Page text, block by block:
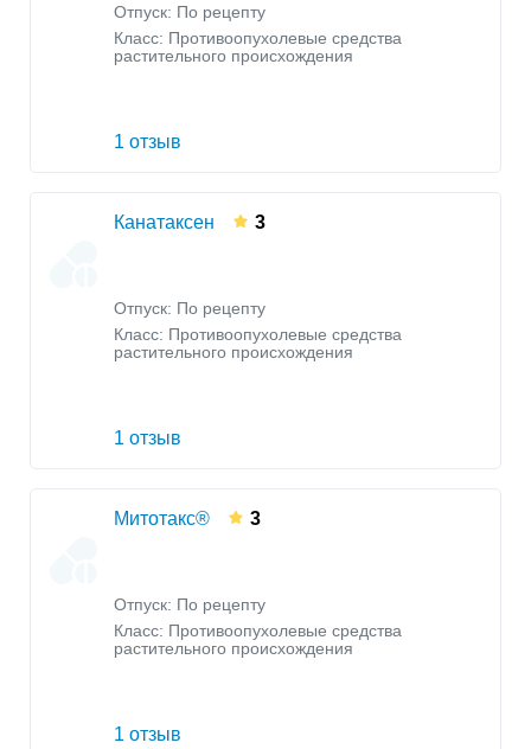
Отпуск: По рецепту
Класс: Противоопухолевые средства
растительного происхождения
1 отзыв
Канатаксен 3
Отпуск: По рецепту
Класс: Противоопухолевые средства
растительного происхождения
1 отзыв
Митотакс® 3
Отпуск: По рецепту
Класс: Противоопухолевые средства
растительного происхождения
1 отзыв